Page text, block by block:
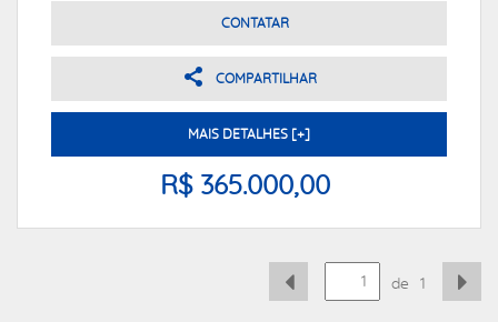
CONTATAR
COMPARTILHAR
MAIS DETALHES [+]
R$ 365.000,00
de 1